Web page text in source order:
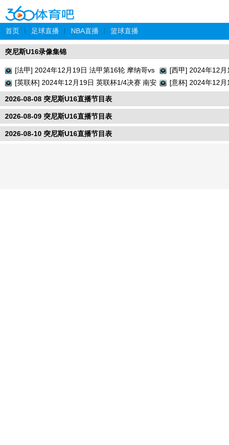
首页 足球直播 NBA直播 篮球直播
突尼斯U16录像集锦
[法甲] 2024年12月19日 法甲第16轮 摩纳哥vs
巴黎圣日耳曼 全场录像回放
[西甲] 2024年12
牙人vs瓦伦西亚
[英联杯] 2024年12月19日 英联杯1/4决赛 南安
普顿vs利物浦 全场录像回放
[意杯] 2024年12
2026-08-08 突尼斯U16直播节目表
2026-08-09 突尼斯U16直播节目表
2026-08-10 突尼斯U16直播节目表